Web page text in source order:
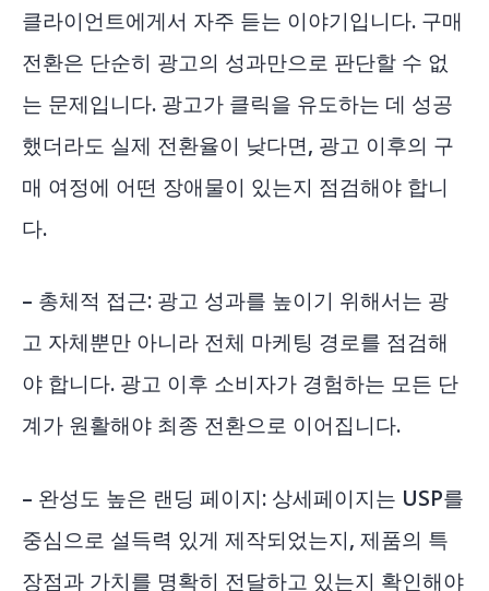
클라이언트에게서 자주 듣는 이야기입니다. 구매
전환은 단순히 광고의 성과만으로 판단할 수 없
는 문제입니다. 광고가 클릭을 유도하는 데 성공
했더라도 실제 전환율이 낮다면, 광고 이후의 구
매 여정에 어떤 장애물이 있는지 점검해야 합니
다.
– 총체적 접근: 광고 성과를 높이기 위해서는 광
고 자체뿐만 아니라 전체 마케팅 경로를 점검해
야 합니다. 광고 이후 소비자가 경험하는 모든 단
계가 원활해야 최종 전환으로 이어집니다.
– 완성도 높은 랜딩 페이지: 상세페이지는 USP를
중심으로 설득력 있게 제작되었는지, 제품의 특
장점과 가치를 명확히 전달하고 있는지 확인해야